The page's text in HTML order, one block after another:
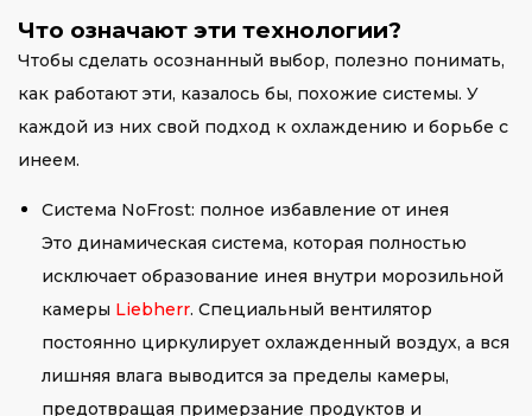
Что означают эти технологии?
Чтобы сделать осознанный выбор, полезно понимать,
как работают эти, казалось бы, похожие системы. У
каждой из них свой подход к охлаждению и борьбе с
инеем.
Система NoFrost: полное избавление от инея
Это динамическая система, которая полностью
исключает образование инея внутри морозильной
камеры Liebherr. Специальный вентилятор
постоянно циркулирует охлажденный воздух, а вся
лишняя влага выводится за пределы камеры,
предотвращая примерзание продуктов и